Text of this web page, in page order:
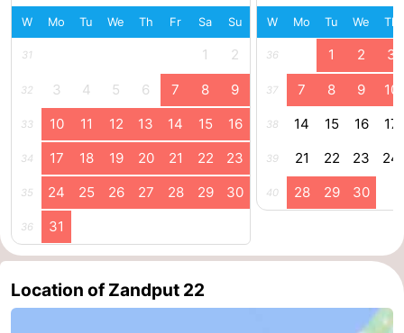
W Mo Tu We Th Fr Sa Su
31 1 2
32 3 4 5 6 7 8 9
33 10 11 12 13 14 15 16
34 17 18 19 20 21 22 23
35 24 25 26 27 28 29 30
36 31
W Mo Tu We Th
36 1 2 3
37 7 8 9 10
38 14 15 16 17
39 21 22 23 24
40 28 29 30
Location of Zandput 22